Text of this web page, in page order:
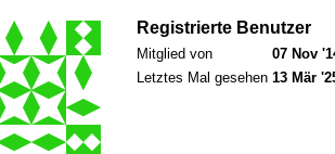
Registrierte Benutzer
Mitglied von
07 Nov
Letztes Mal gesehen 13 Mär